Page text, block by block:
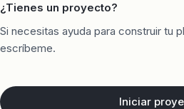
¿Tienes un proyecto?
Si necesitas ayuda para construir tu
escríbeme.
Iniciar